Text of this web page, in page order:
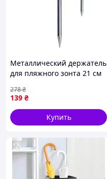
Металлический держатель
для пляжного зонта 21 см
фиксации на песке
139 ₴
278₴
Купить